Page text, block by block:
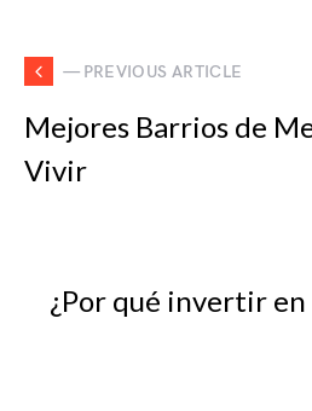
— PREVIOUS ARTICLE
Mejores Barrios de
Vivir
¿Por qué invertir en